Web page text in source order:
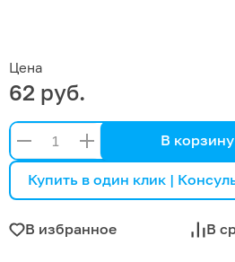
Цена
62 руб.
В корзину
Купить в один клик |
В избранное В